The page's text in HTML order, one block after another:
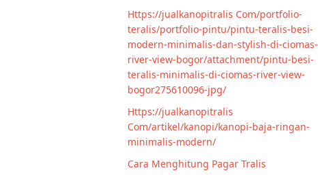
Https://jualkanopitralis Com/portfolio-
teralis/portfolio-pintu/pintu-teralis-besi-
modern-minimalis-dan-stylish-di-ciomas-
river-view-bogor/attachment/pintu-besi-
teralis-minimalis-di-ciomas-river-view-
bogor275610096-jpg/
Https://jualkanopitralis
Com/artikel/kanopi/kanopi-baja-ringan-
minimalis-modern/
Cara Menghitung Pagar Tralis